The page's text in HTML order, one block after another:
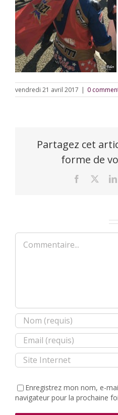
vendredi 21 avril 2017 | 0
Partagez cet
forme de
Facebook
Commentaire
Enregistrez mon nom, e-
navigateur pour la prochaine